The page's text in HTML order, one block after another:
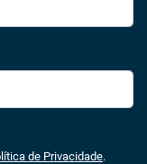
de Privacidade.